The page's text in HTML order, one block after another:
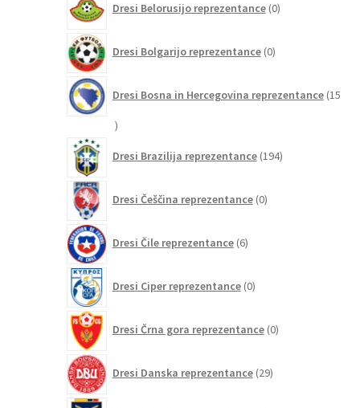
Dresi Belorusijo reprezentance 0izdelkov
Dresi Bolgarijo reprezentance 0izdelkov
Dresi Bosna in Hercegovina reprezentance 15
15
Dresi Brazilija reprezentance 194izdelkov
Dresi Češčina reprezentance 0izdelkov
Dresi Čile reprezentance 6izdelkov
Dresi Ciper reprezentance 0izdelkov
Dresi Črna gora reprezentance 0izdelkov
Dresi Danska reprezentance 29izdelkov